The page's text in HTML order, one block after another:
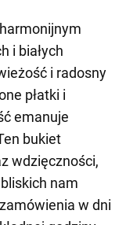
i białych
i radosny
płatki i
emanuje
bukiet
wdzięczności,
nam
w dni